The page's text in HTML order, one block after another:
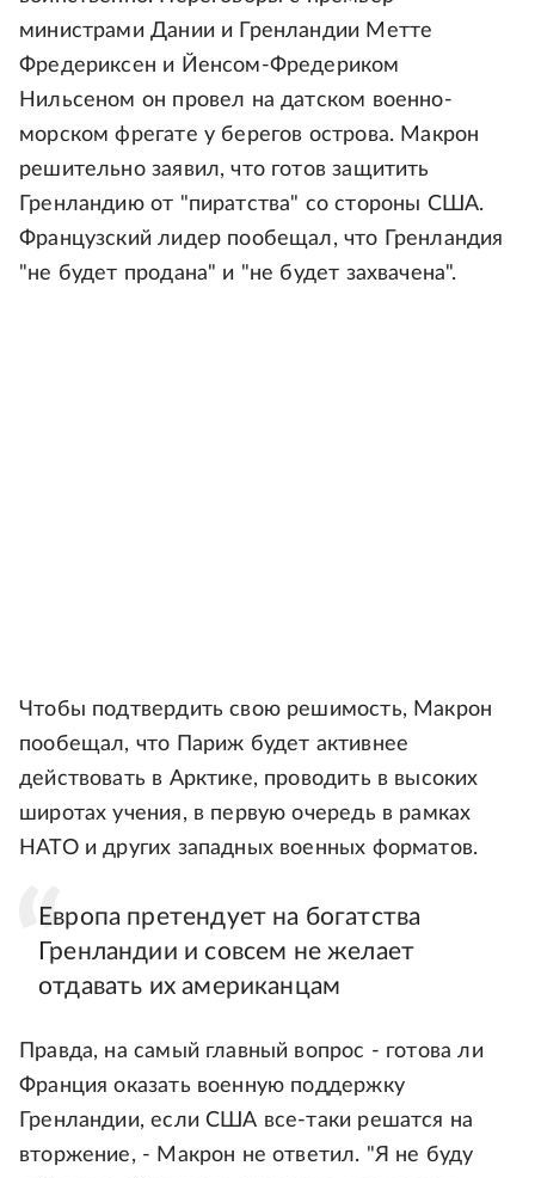
министрами Дании и Гренландии Метте
Фредериксен и Йенсом-Фредериком
Нильсеном он провел на датском военно-
морском фрегате у берегов острова. Макрон
решительно заявил, что готов защитить
Гренландию от "пиратства" со стороны США.
Французский лидер пообещал, что Гренландия
"не будет продана" и "не будет захвачена".
Чтобы подтвердить свою решимость, Макрон
пообещал, что Париж будет активнее
действовать в Арктике, проводить в высоких
широтах учения, в первую очередь в рамках
НАТО и других западных военных форматов.
Европа претендует на богатства
Гренландии и совсем не желает
отдавать их американцам
Правда, на самый главный вопрос - готова ли
Франция оказать военную поддержку
Гренландии, если США все-таки решатся на
вторжение, - Макрон не ответил. "Я не буду